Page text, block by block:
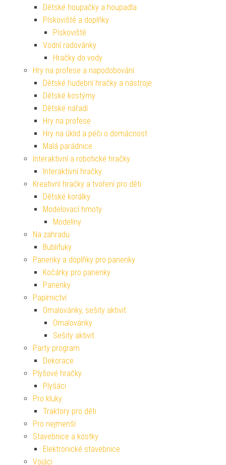
Dětské houpačky a houpadla
Pískoviště a doplňky
Pískoviště
Vodní radovánky
Hračky do vody
Hry na profese a napodobování
Dětské hudební hračky a nástroje
Dětské kostýmy
Dětské nářadí
Hry na profese
Hry na úklid a péči o domácnost
Malá parádnice
Interaktivní a robotické hračky
Interaktivní hračky
Kreativní hračky a tvoření pro děti
Dětské korálky
Modelovací hmoty
Modelíny
Na zahradu
Bublifuky
Panenky a doplňky pro panenky
Kočárky pro panenky
Panenky
Papírnictví
Omalovánky, sešity aktivit
Omalovánky
Sešity aktivit
Party program
Dekorace
Plyšové hračky
Plyšáci
Pro kluky
Traktory pro děti
Pro nejmenší
Stavebnice a kostky
Elektronické stavebnice
Vojáci